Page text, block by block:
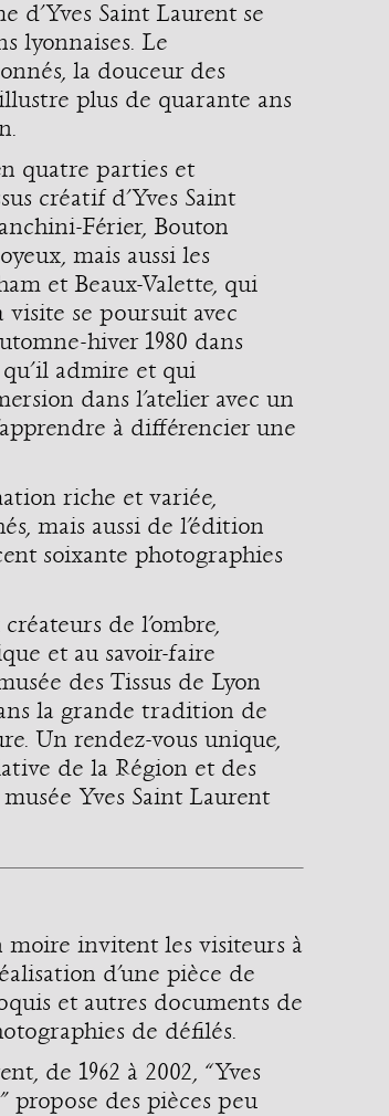
à un
nettoyée
plac [...]
griffonnage, les crayons de
couleurs Felissimo sont un must
have sous le sapin ! Récomp [...]
d’Yves Saint Laurent se
lyonnaises. Le
la douceur des
plus de quarante ans
quatre parties et
créatif d’Yves Saint
Férier, Bouton
mais aussi les
et Beaux-Valette, qui
visite se poursuit avec
hiver 1980 dans
admire et qui
dans l’atelier avec un
à différencier une
riche et variée,
mais aussi de l’édition
soixante photographies
de l’ombre,
et au savoir-faire
des Tissus de Lyon
la grande tradition de
Un rendez-vous unique,
de la Région et des
Yves Saint Laurent
moire invitent les visiteurs à
d’une pièce de
et autres documents de
de défilés.
de 1962 à 2002, “Yves
propose des pièces peu